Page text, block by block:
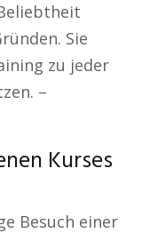
Sie
zu jeder
–
Kurses
Besuch einer